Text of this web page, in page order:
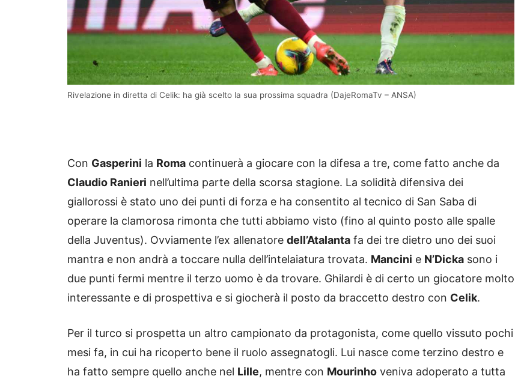
Rivelazione in diretta di Celik: ha già scelto la sua prossima squadra (DajeRomaTv – ANSA)
Con Gasperini la Roma continuerà a giocare con la difesa a tre, come fatto anche da
Claudio Ranieri nell’ultima parte della scorsa stagione. La solidità difensiva dei
giallorossi è stato uno dei punti di forza e ha consentito al tecnico di San Saba di
operare la clamorosa rimonta che tutti abbiamo visto (fino al quinto posto alle spalle
della Juventus). Ovviamente l’ex allenatore dell’Atalanta fa dei tre dietro uno dei suoi
mantra e non andrà a toccare nulla dell’intelaiatura trovata. Mancini e N’Dicka sono i
due punti fermi mentre il terzo uomo è da trovare. Ghilardi è di certo un giocatore molto
interessante e di prospettiva e si giocherà il posto da braccetto destro con Celik.
Per il turco si prospetta un altro campionato da protagonista, come quello vissuto pochi
mesi fa, in cui ha ricoperto bene il ruolo assegnatogli. Lui nasce come terzino destro e
ha fatto sempre quello anche nel Lille, mentre con Mourinho veniva adoperato a tutta